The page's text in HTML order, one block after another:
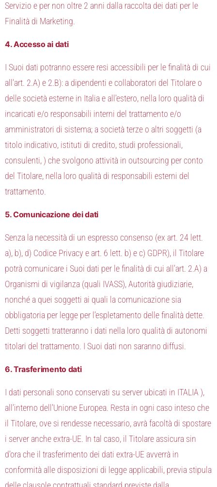
Servizio e per non oltre 2 anni dalla raccolta dei dati per le
Finalità di Marketing.
4. Accesso ai dati
I Suoi dati potranno essere resi accessibili per le finalità di cui
all’art. 2.A) e 2.B): a dipendenti e collaboratori del Titolare o
delle società esterne in Italia e all’estero, nella loro qualità di
incaricati e/o responsabili interni del trattamento e/o
amministratori di sistema; a società terze o altri soggetti (a
titolo indicativo, istituti di credito, studi professionali,
consulenti, ) che svolgono attività in outsourcing per conto
del Titolare, nella loro qualità di responsabili esterni del
trattamento.
5. Comunicazione dei dati
Senza la necessità di un espresso consenso (ex art. 24 lett.
a), b), d) Codice Privacy e art. 6 lett. b) e c) GDPR), il Titolare
potrà comunicare i Suoi dati per le finalità di cui all’art. 2.A) a
Organismi di vigilanza (quali IVASS), Autorità giudiziarie,
nonché a quei soggetti ai quali la comunicazione sia
obbligatoria per legge per l’espletamento delle finalità dette.
Detti soggetti tratteranno i dati nella loro qualità di autonomi
titolari del trattamento. I Suoi dati non saranno diffusi.
6. Trasferimento dati
I dati personali sono conservati su server ubicati in ITALIA ),
all’interno dell’Unione Europea. Resta in ogni caso inteso che
il Titolare, ove si rendesse necessario, avrà facoltà di spostare
i server anche extra-UE. In tal caso, il Titolare assicura sin
d’ora che il trasferimento dei dati extra-UE avverrà in
conformità alle disposizioni di legge applicabili, previa stipula